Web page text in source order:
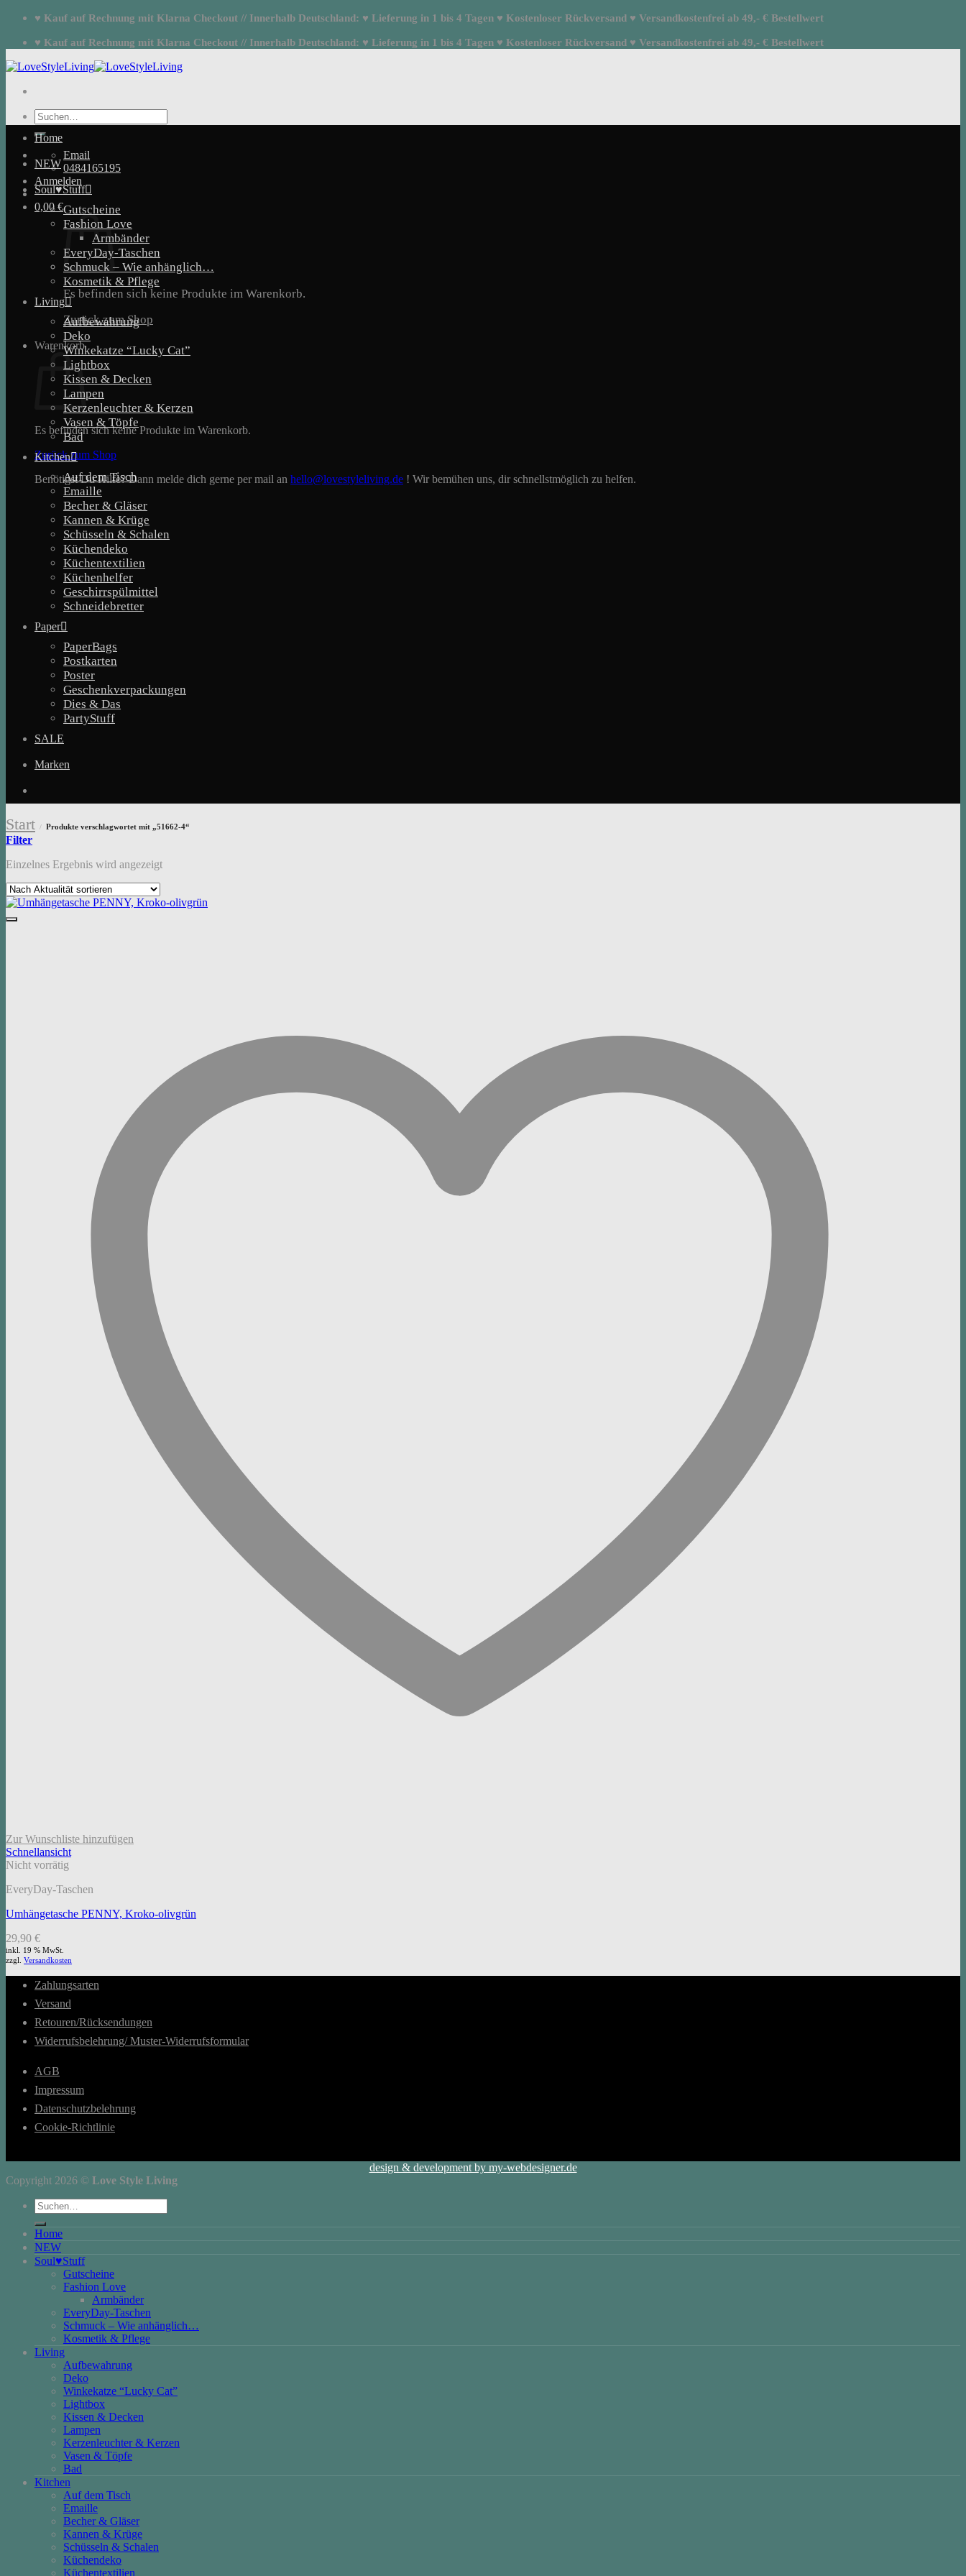
Zum
springen
♥ Kauf auf Rechnung mit Klarna Checkout // Innerhalb Deutschland: ♥ Lieferung in 1 bis 4 Tagen ♥ Kostenloser Rückversand ♥ Versandkostenfrei ab 49,- € Bestellwert
♥ Kauf auf Rechnung mit Klarna Checkout // Innerhalb Deutschland: ♥ Lieferung in 1 bis 4 Tagen ♥ Kostenloser Rückversand ♥ Versandkostenfrei ab 49,- € Bestellwert
Suchen
nach:
Email
0484165195
Anmelden
0,00€
Es befinden sich keine Produkte im Warenkorb.
Zurück zum Shop
Warenkorb
Es befinden sich keine Produkte im Warenkorb.
Zurück zum Shop
Benötigst Du Hilfe? Dann melde dich gerne per mail an hello@lovestyleliving.de ! Wir bemühen uns, dir schnellstmöglich zu helfen.
Home
NEW
Soul♥Stuff
Gutscheine
Fashion Love
Armbänder
EveryDay-Taschen
Schmuck – Wie anhänglich…
Kosmetik & Pflege
Living
Aufbewahrung
Deko
Winkekatze “Lucky Cat”
Lightbox
Kissen & Decken
Lampen
Kerzenleuchter & Kerzen
Vasen & Töpfe
Bad
Kitchen
Auf dem Tisch
Emaille
Becher & Gläser
Kannen & Krüge
Schüsseln & Schalen
Küchendeko
Küchentextilien
Küchenhelfer
Geschirrspülmittel
Schneidebretter
Paper
PaperBags
Postkarten
Poster
Geschenkverpackungen
Dies & Das
PartyStuff
SALE
Marken
Start / Produkte verschlagwortet mit „51662-4“
Filter
Einzelnes Ergebnis wird angezeigt
Zur Wunschliste hinzufügen
Schnellansicht
Nicht vorrätig
EveryDay-Taschen
Umhängetasche PENNY, Kroko-olivgrün
29,90 €
inkl. 19 % MwSt.
zzgl. Versandkosten
Zahlungsarten
Versand
Retouren/Rücksendungen
Widerrufsbelehrung/ Muster-Widerrufsformular
AGB
Impressum
Datenschutzbelehrung
Cookie-Richtlinie
design & development by my-webdesigner.de
Copyright 2026 © Love Style Living
Suchen
nach:
Home
NEW
Soul♥Stuff
Gutscheine
Fashion Love
Armbänder
EveryDay-Taschen
Schmuck – Wie anhänglich…
Kosmetik & Pflege
Living
Aufbewahrung
Deko
Winkekatze “Lucky Cat”
Lightbox
Kissen & Decken
Lampen
Kerzenleuchter & Kerzen
Vasen & Töpfe
Bad
Kitchen
Auf dem Tisch
Emaille
Becher & Gläser
Kannen & Krüge
Schüsseln & Schalen
Küchendeko
Küchentextilien